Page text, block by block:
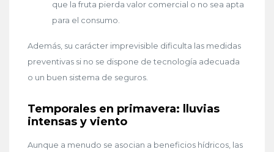
que la fruta pierda valor comercial o no sea apta
para el consumo.
Además, su carácter imprevisible dificulta las medidas
preventivas si no se dispone de tecnología adecuada
o un buen sistema de seguros.
Temporales en primavera: lluvias
intensas y viento
Aunque a menudo se asocian a beneficios hídricos, las